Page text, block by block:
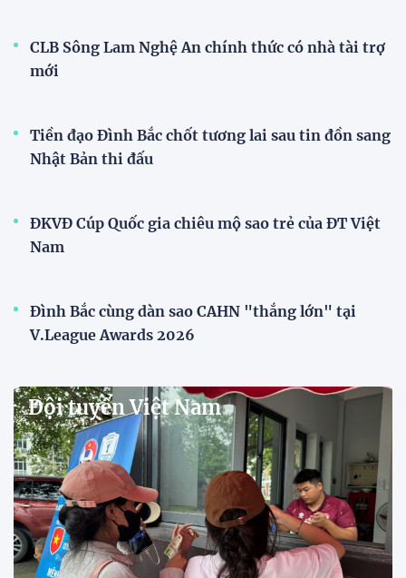
CLB Sông Lam Nghệ An chính thức có nhà tài trợ
mới
Tiền đạo Đình Bắc chốt tương lai sau tin đồn sang
Nhật Bản thi đấu
ĐKVĐ Cúp Quốc gia chiêu mộ sao trẻ của ĐT Việt
Nam
Đình Bắc cùng dàn sao CAHN "thắng lớn" tại
V.League Awards 2026
Đội tuyển Việt Nam